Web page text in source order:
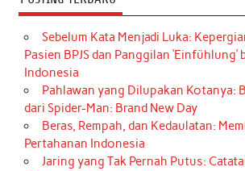
Sebelum Kata Menjadi Luka:
Pasien BPJS dan Panggilan ‘Einfühlung’
Indonesia
Pahlawan yang Dilupakan Kotanya:
dari Spider-Man: Brand New Day
Beras, Rempah, dan Kedaulatan:
Pertahanan Indonesia
Jaring yang Tak Pernah Putus: